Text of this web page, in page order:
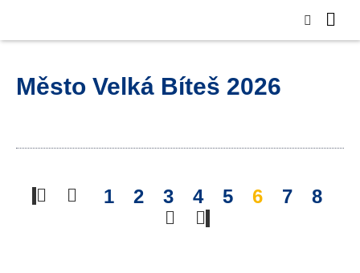
Město Velká Bíteš 2026
1 2 3 4 5 6 7 8